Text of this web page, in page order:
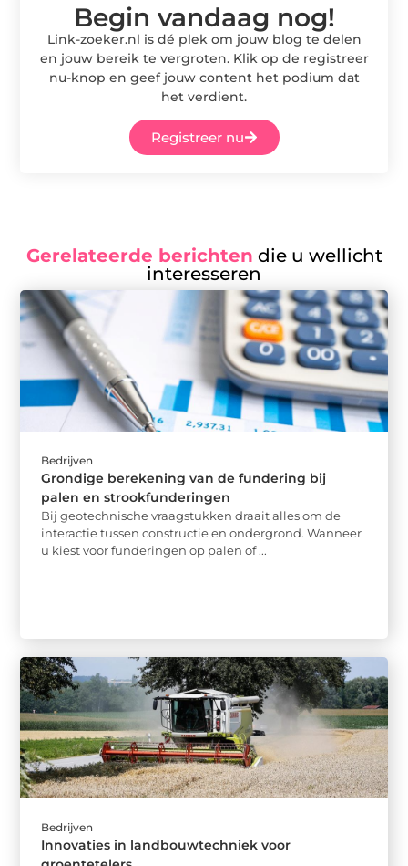
Begin vandaag nog!
Link-zoeker.nl is dé plek om jouw blog te delen
en jouw bereik te vergroten. Klik op de registreer
nu-knop en geef jouw content het podium dat
het verdient.
Registreer nu
Gerelateerde berichten die u wellicht
interesseren
Bedrijven
Grondige berekening van de fundering bij
palen en strookfunderingen
Bij geotechnische vraagstukken draait alles om de
interactie tussen constructie en ondergrond. Wanneer
u kiest voor funderingen op palen of ...
Bedrijven
Innovaties in landbouwtechniek voor